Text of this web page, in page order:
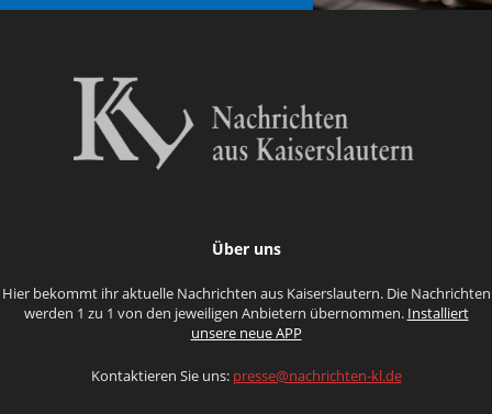
Über uns
Hier bekommt ihr aktuelle Nachrichten aus Kaiserslautern. Die Nachrichten
werden 1 zu 1 von den jeweiligen Anbietern übernommen. Installiert
unsere neue APP
Kontaktieren Sie uns: presse@nachrichten-kl.de